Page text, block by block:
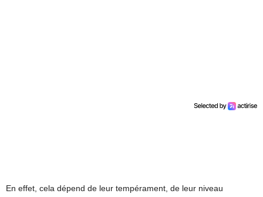
En effet, cela dépend de leur tempérament, de leur niveau